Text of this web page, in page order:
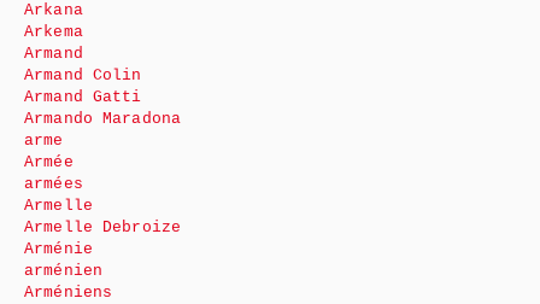
Arkana
Arkema
Armand
Armand Colin
Armand Gatti
Armando Maradona
arme
Armée
armées
Armelle
Armelle Debroize
Arménie
arménien
Arméniens